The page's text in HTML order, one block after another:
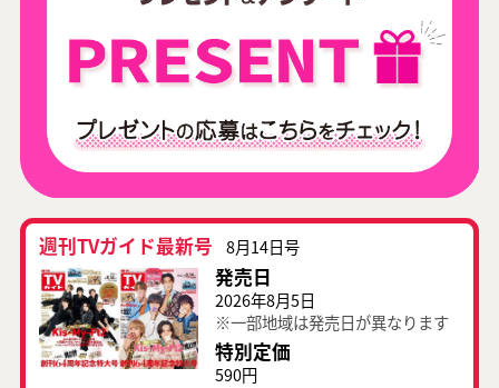
週刊TVガイド最新号 8月14日号
発売日
2026年8月5日
※一部地域は発売日が異なります
特別定価
590円